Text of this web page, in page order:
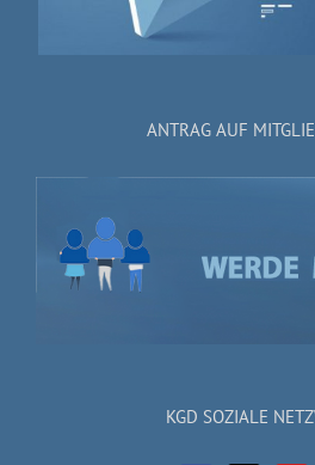
ANTRAG AUF
KGD SOZIALE